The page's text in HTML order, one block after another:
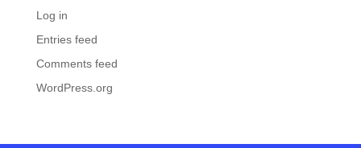
Log in
Entries feed
Comments feed
WordPress.org